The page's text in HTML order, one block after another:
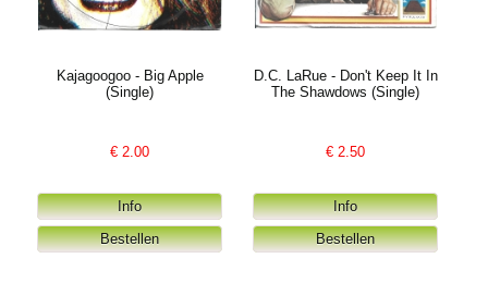
Kajagoogoo - Big Apple
(Single)
€ 2.00
D.C. LaRue - Don't Keep It In
The Shawdows (Single)
€ 2.50